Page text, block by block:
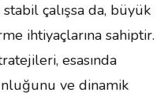
çalışsa da, büyük
ihtiyaçlarına sahiptir.
esasında
ve dinamik